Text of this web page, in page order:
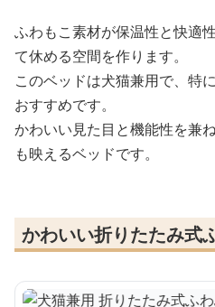
ふわもこ素材が保温性と快適
て休める空間を作ります。
このベッドは犬猫兼用で、特
おすすめです。
かわいい見た目と機能性を兼
も映えるベッドです。
かわいい折りたたみ式